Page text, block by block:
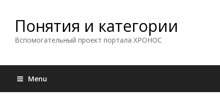
Понятия и категории
Вспомогательный проект портала ХРОНОС
Menu